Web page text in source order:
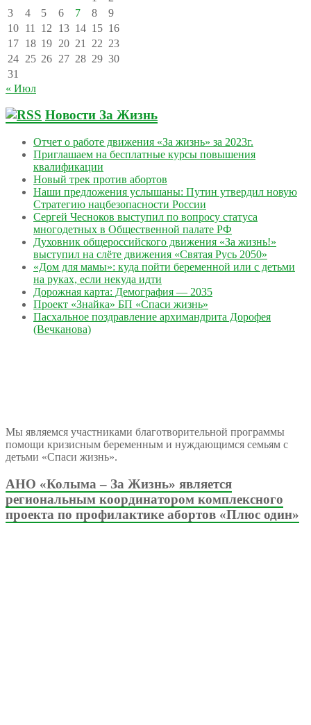
3
4 5 6 7 8
9
10 11 12 13 14 15 16
17 18 19 20 21 22 23
24 25 26 27 28 29 30
31
« Июл
Новости За Жизнь
Отчет о работе движения «За жизнь» за 2023г.
Приглашаем на бесплатные курсы повышения
квалификации
Новый трек против абортов
Наши предложения услышаны: Путин утвердил новую
Стратегию нацбезопасности России
Сергей Чесноков выступил по вопросу статуса
многодетных в Общественной палате РФ
Духовник общероссийского движения «За жизнь!»
выступил на слёте движения «Святая Русь 2050»
«Дом для мамы»: куда пойти беременной или с детьми
на руках, если некуда идти
Дорожная карта: Демография — 2035
Проект «Знайка» БП «Спаси жизнь»
Пасхальное поздравление архимандрита Дорофея
(Вечканова)
Мы являемся участниками благотворительной программы
помощи кризисным беременным и нуждающимся семьям с
детьми «Спаси жизнь».
АНО «Колыма – За Жизнь» является
региональным координатором комплексного
проекта по профилактике абортов «Плюс один»